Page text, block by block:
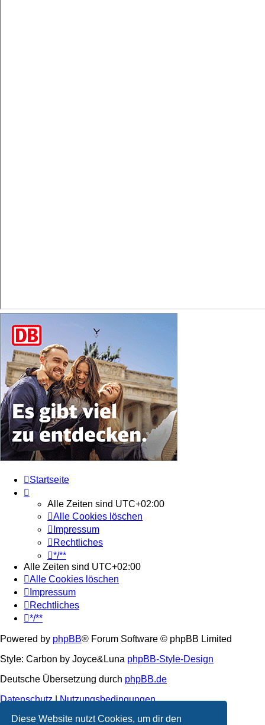
Diese Website nutzt Cookies, um dir den
Startseite
Alle Zeiten sind UTC+02:00
Alle Cookies löschen
Impressum
Rechtliches
*/**
Alle Zeiten sind UTC+02:00
Alle Cookies löschen
Impressum
Rechtliches
*/**
Powered by phpBB® Forum Software © phpBB Limited
Style: Carbon by Joyce&Luna phpBB-Style-Design
Deutsche Übersetzung durch phpBB.de
Datenschutz |Nutzungsbedingungen